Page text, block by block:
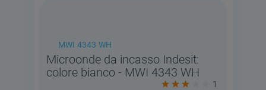
MWI 4343 WH
Microonde da incasso Indesit:
colore bianco - MWI 4343 WH
1